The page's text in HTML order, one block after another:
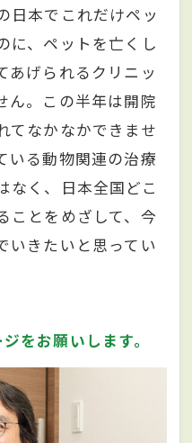
日本でこれだけペッ
に、ペットを亡くし
あげられるクリニッ
ん。この半年は開院
てなかなかできませ
いる動物関連の治療
なく、日本全国どこ
ことをめざして、今
いきたいと思ってい
をお願いします。